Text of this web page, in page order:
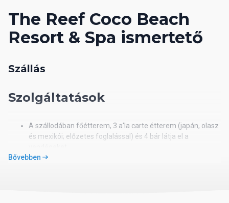
The Reef Coco Beach
Resort & Spa ismertető
Szállás
Szolgáltatások
A szállodában főétterem, 3 a'la carte étterem (japán, olasz
és mexikói; előzetes foglalással) és 4 bár látja el a
Medence két jakuzzival, napernyőkkel és napozóágyakkal,
Bővebben